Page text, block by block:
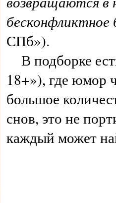
СПб»).
В подборке
18+»), где юмор
большое
снов, это не
каждый может